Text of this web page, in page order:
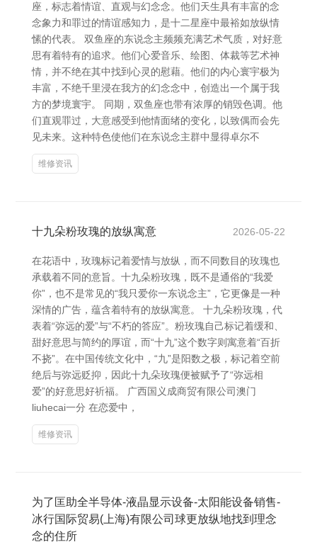
座，标志着情谊、直观与幻念念。他们天生具有丰富的念
念象力和罪过的情谊感知力，是十二星座中最裕如放纵情
愫的代表。 双鱼座的东说念主频频充满艺术气质，对好意
思有着特有的追求。他们心爱音乐、绘图、体裁等艺术神
情，并不绝在其中找到心灵的慰藉。他们的内心寰宇极为
丰富，不绝千里浸在我方的幻念念中，创造出一个属于我
方的梦境寰宇。 同期，双鱼座也带有浓厚的销毁色调。他
们直观罪过，大意感受到他情面绪的变化，以致偶而会先
见未来。这种特色使他们在东说念主群中显得卓尔不
维修资讯
十九朵粉玫瑰的放纵寓意 2026-05-22
在花语中，玫瑰标记着爱情与放纵，而不同数目的玫瑰也
承载着不同的意旨。十九朵粉玫瑰，既不是通俗的“我爱
你”，也不是常见的“我只爱你一东说念主”，它更像是一种
深情的广告，蕴含着特有的放纵寓意。 十九朵粉玫瑰，代
表着“弥远的爱”与“不朽的答应”。粉玫瑰自己标记着缓和、
甜好意思与简约的厚谊，而“十九”这个数字则寓意着“百折
不挠”。在中国传统文化中，“九”是阳数之极，标记着空前
绝后与弥远贬抑，因此十九朵玫瑰便被赋予了“弥远相
爱”的好意思好祈福。 广西国义成商贸有限公司澳门
liuhecai一分 在恋爱中，
维修资讯
为了匡助全半导体-液晶显示设备-太阳能设备销售-
冰行国际贸易(上海)有限公司球更放纵地找到理念
念的住所